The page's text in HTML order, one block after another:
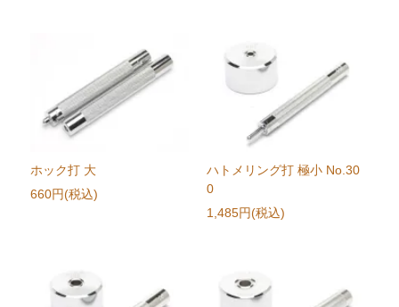
ホック打 大
660円(税込)
ハトメリング打 極小 No.30
0
1,485円(税込)